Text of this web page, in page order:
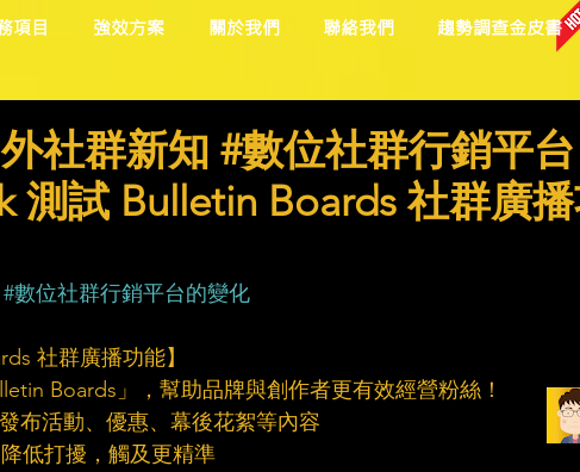
項目 強效方案 關於我們 聯絡我們 趨勢調查金皮書
社群新知 #數位社群行銷平台
測試 Bulletin Boards 社群廣
#數位社群行銷平台的變化
社群廣播功能】
Boards」，幫助品牌與創作者更有效經營粉絲！
布活動、優惠、幕後花絮等內容
低打擾，觸及更精準